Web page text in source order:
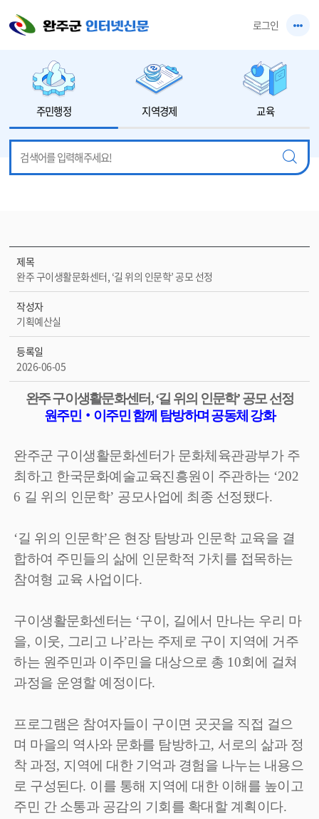
로그인
주민행정 지역경제 교육
제목
완주 구이생활문화센터, ‘길 위의 인문학’ 공모 선정
작성자
기획예산실
등록일
2026-06-05
완주 구이생활문화센터, ‘길 위의 인문학’공모 선정
원주민‧ 이주민 함께 탐방하며 공동체 강화
완주군 구이생활문화센터가 문화체육관광부가 주
최하고 한국문화예술교육진흥원이 주관하는 ‘202
6 길 위의 인문학’ 공모사업에 최종 선정됐다.
‘길 위의 인문학’은 현장 탐방과 인문학 교육을 결
합하여 주민들의 삶에 인문학적 가치를 접목하는
참여형 교육 사업이다.
구이생활문화센터는 ‘구이, 길에서 만나는 우리 마
을, 이웃, 그리고 나’라는 주제로 구이 지역에 거주
하는 원주민과 이주민을 대상으로 총 10회에 걸쳐
과정을 운영할 예정이다.
프로그램은 참여자들이 구이면 곳곳을 직접 걸으
며 마을의 역사와 문화를 탐방하고, 서로의 삶과 정
착 과정, 지역에 대한 기억과 경험을 나누는 내용으
로 구성된다. 이를 통해 지역에 대한 이해를 높이고
주민 간 소통과 공감의 기회를 확대할 계획이다.